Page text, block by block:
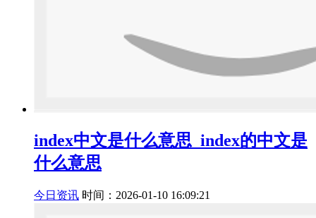
index中文是什么意思_index的中文是
什么意思
今日资讯 时间：2026-01-10 16:09:21